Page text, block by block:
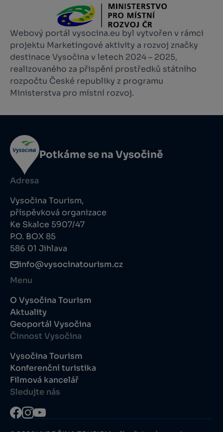
Webový portál vysocina.eu byl vytvořen v rámci
projektu Marketingové aktivity a rozvoj značky
destinace Vysočina v letech 2024 – 2025,
realizovaného za přispění prostředků státního
rozpočtu České republiky z programu
Ministerstva pro místní rozvoj.
Potkáme se na Vysočině
Adresa
Vysočina Tourism,
příspěvková organizace
Ke Skalce 5907/47
P.O. BOX 85
586 01 Jihlava
info@vysocinatourism.cz
Menu
O Vysočina Tourism
Aktuality
Geoportál Vysočina
Činnost Vysočina
Vysočina Tourism
Konferenční turistika
Filmová kancelář
Sledujte nás